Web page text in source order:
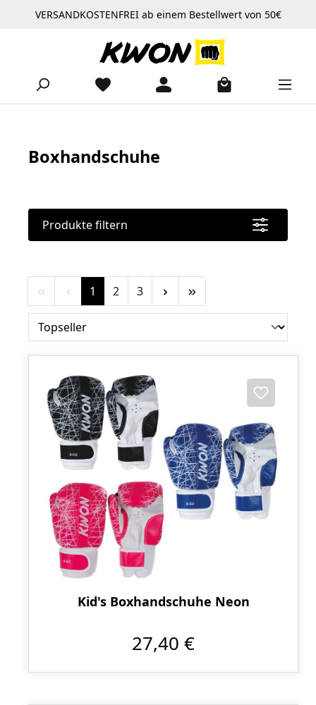
Zum Hauptinhalt springen
VERSANDKOSTENFREI ab einem Bestellwert von 50€
Boxhandschuhe
Produkte filtern
Seite
1 Seite
2 Seite
3
Kid's Boxhandschuhe Neon
27,40 €